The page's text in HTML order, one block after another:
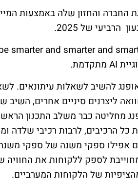
החברה והחזון שלה באמצעות
הרביעי של 2025.
AI מתקדמת.
להשיב לשאלות עיתונאים.
ליצרנים סיניים אחרים, השיב
מחליטה כבר משלב התכנון
כל הרכיבים, לרבות רכיבי שלדה
ספקי משנה של ספקי
לספק ללקוחות את
של הלקוחות המערביים.